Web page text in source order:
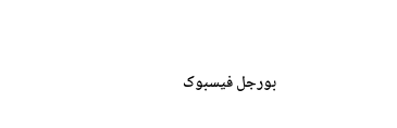
بورجل فیسبوک